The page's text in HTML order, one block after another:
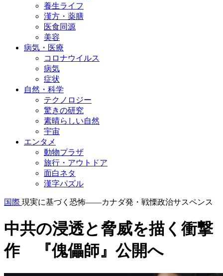
養生ライフ
漢方・薬膳
医食同源
美容
病気・医療
コロナウイルス
病気
症状
自然・科学
テクノロジー
驚きの研究
素晴らしい自然
宇宙
エンタメ
動物プラザ
旅行・アウトドア
面白ネタ
漢字パズル
国際 現実に基づく恐怖――カナダ発・戦慄政治サスペンス
中共の浸透と脅威を描く衝撃
作 『傀儡師』公開へ